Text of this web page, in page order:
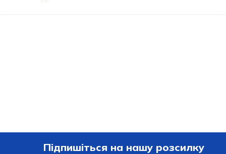
Підпишіться на нашу розсилку